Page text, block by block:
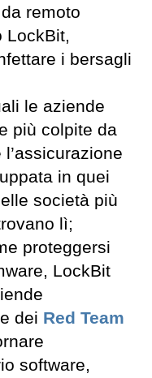
remoto
LockBit,
i bersagli
le aziende
più colpite da
in quei
società più
lì;
proteggersi
LockBit
dei Red Team
software,